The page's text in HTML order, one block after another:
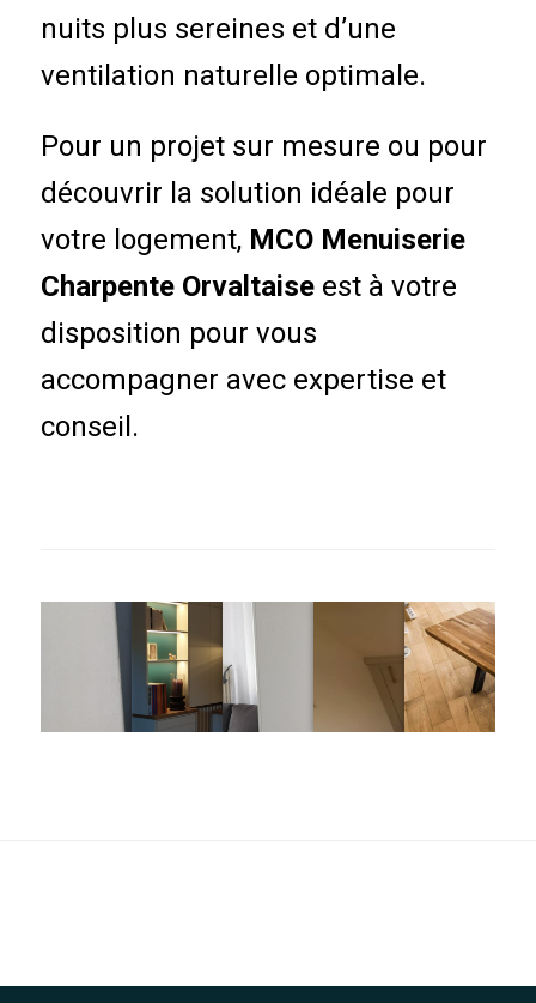
nuits plus sereines et d’une
ventilation naturelle optimale.
Pour un projet sur mesure ou pour
découvrir la solution idéale pour
votre logement, MCO Menuiserie
Charpente Orvaltaiseest à votre
disposition pour vous
accompagner avec expertise et
conseil.